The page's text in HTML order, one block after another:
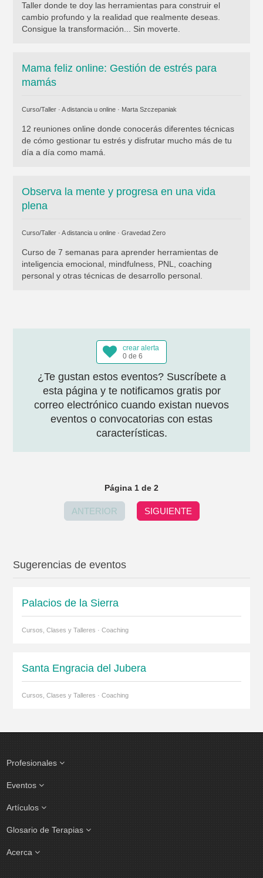
Taller donde te doy las herramientas para construir el
cambio profundo y la realidad que realmente deseas.
Consigue la transformación... Sin moverte.
Mama feliz online: Gestión de estrés para
mamás
Curso/Taller · A distancia u online · Marta Szczepaniak
12 reuniones online donde conocerás diferentes técnicas
de cómo gestionar tu estrés y disfrutar mucho más de tu
día a día como mamá.
Observa la mente y progresa en una vida
plena
Curso/Taller · A distancia u online · Gravedad Zero
Curso de 7 semanas para aprender herramientas de
inteligencia emocional, mindfulness, PNL, coaching
personal y otras técnicas de desarrollo personal.
crear alerta
0 de 6
¿Te gustan estos eventos? Suscríbete a
esta página y te notificamos gratis por
correo electrónico cuando existan nuevos
eventos o convocatorias con estas
características.
Página 1 de 2
ANTERIOR SIGUIENTE
Sugerencias de eventos
Palacios de la Sierra
Cursos, Clases y Talleres · Coaching
Santa Engracia del Jubera
Cursos, Clases y Talleres · Coaching
Profesionales
Eventos
Artículos
Glosario de Terapias
Acerca